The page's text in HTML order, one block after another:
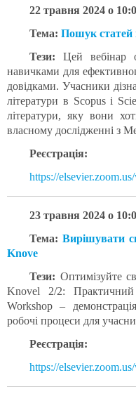
22 травня 2024 о
Тема: Пошук статей
Тези: Цей вебінар
навичками для
довідками. Учасники
літератури в Scopus і
літератури, яку вони
власному дослідженні з
Реєстрація:
https://
23 травня 2024 о
Тема: Вирішувати
Knove
Тези: Оптимізуйте
Knovel 2/2:
Workshop –
робочі процеси для
Реєстрація:
https://